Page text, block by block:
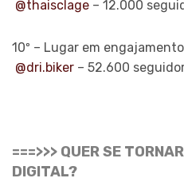
@thaisclage – 12.000
10º – Lugar em
@dri.biker – 52.600
===>>> QUER SE
DIGITAL?